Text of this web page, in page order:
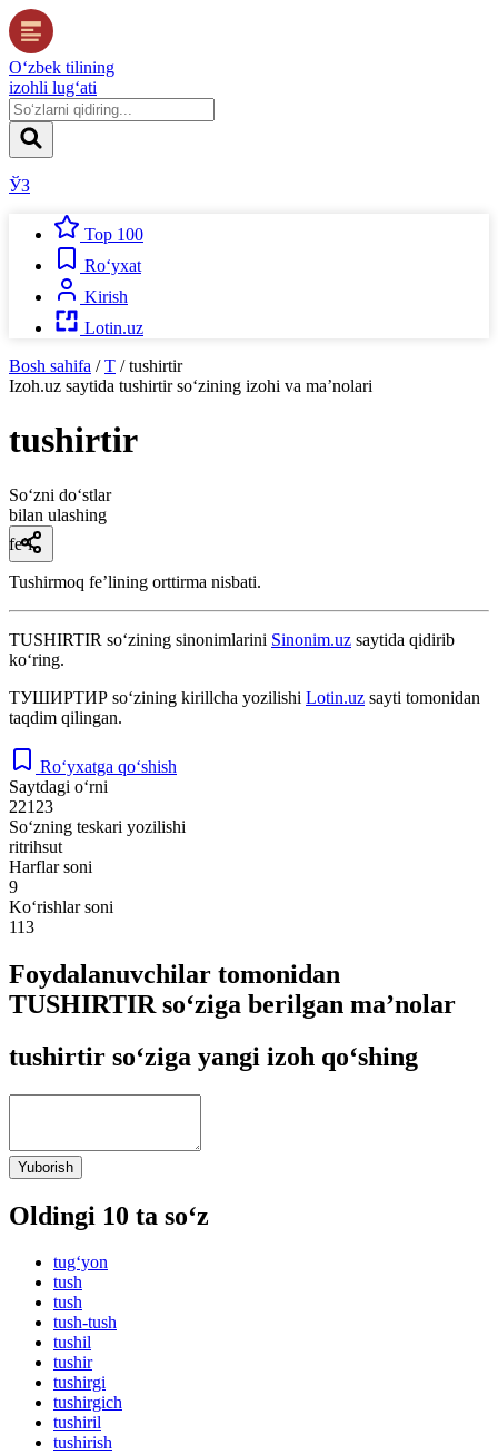
O‘zbek tilining
izohli lug‘ati
ЎЗ
Top 100
Ro‘yxat
Kirish
Lotin.uz
Bosh sahifa / T / tushirtir
Izoh.uz saytida tushirtirso‘zining izohi va ma’nolari
tushirtir
So‘zni do‘stlar
bilan ulashing
fe’l
Tushirmoq feʼlining orttirma nisbati.
TUSHIRTIR so‘zining sinonimlarini Sinonim.uz saytida qidirib
ko‘ring.
ТУШИРТИР so‘zining kirillcha yozilishi Lotin.uz sayti tomonidan
taqdim qilingan.
Ro‘yxatga qo‘shish
Saytdagi o‘rni
22123
So‘zning teskari yozilishi
ritrihsut
Harflar soni
9
Ko‘rishlar soni
113
Foydalanuvchilar tomonidan
TUSHIRTIR so‘ziga berilgan ma’nolar
tushirtir so‘ziga yangi izoh qo‘shing
Yuborish
Oldingi 10 ta so‘z
tug‘yon
tush
tush
tush-tush
tushil
tushir
tushirgi
tushirgich
tushiril
tushirish